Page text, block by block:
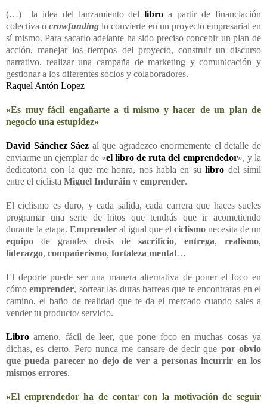
(…) la idea del lanzamiento dellibro a partir de financiación
colectiva ocrowfunding lo convierte en un proyecto empresarial en
sí mismo. Para sacarlo adelante ha sido preciso concebir un plan de
acción, manejar los tiempos del proyecto, construir un discurso
narrativo, realizar una campaña de marketing y comunicación y
gestionar a los diferentes socios y colaboradores.
Raquel Antón Lopez
«Es muy fácil engañarte a ti mismo y hacer de un plan de
negocio una estupidez»
David Sánchez Sáez al que agradezco enormemente el detalle de
enviarme un ejemplar de «el libro de ruta del emprendedor», y la
dedicatoria con la que me honra, nos habla en sulibro del símil
entre el ciclista Miguel Induráin y emprender.
El ciclismo es duro, y cada salida, cada carrera que haces sueles
programar una serie de hitos que tendrás que ir acometiendo
durante la etapa. Emprender al igual que el ciclismo necesita de un
equipo de grandes dosis de sacrificio, entrega, realismo,
liderazgo, compañerismo, fortaleza mental…
El deporte puede ser una manera alternativa de poner el foco en
cómoemprender, sortear las duras barreas que te encontraras en el
camino, el baño de realidad que te da el mercado cuando sales a
vender tu producto/ servicio.
Libro ameno, fácil de leer, que pone foco en muchas cosas ya
dichas, es cierto. Pero nunca me cansare de decir que por obvio
que pueda parecer no dejo de ver a personas incurrir en los
mismos errores.
«El emprendedor ha de contar con la motivación de seguir